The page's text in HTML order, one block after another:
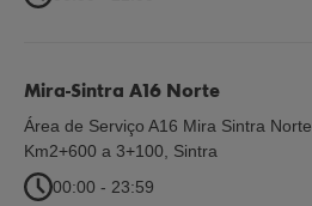
Mira-Sintra A16 Norte
Área de Serviço A16 Mira Sintra Norte,
Km2+600 a 3+100
Sintra
00:00 - 23:59